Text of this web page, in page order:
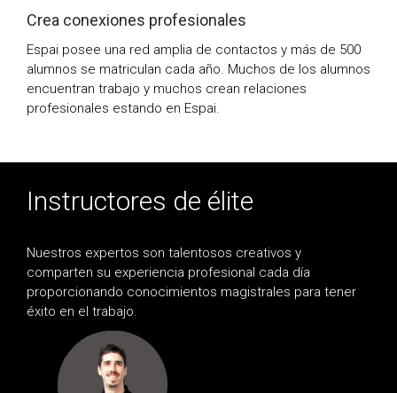
Crea conexiones profesionales
Espai posee una red amplia de contactos y más de 500
alumnos se matriculan cada año. Muchos de los alumnos
encuentran trabajo y muchos crean relaciones
profesionales estando en Espai.
Instructores de élite
Nuestros expertos son talentosos creativos y
comparten su experiencia profesional cada día
proporcionando conocimientos magistrales para tener
éxito en el trabajo.